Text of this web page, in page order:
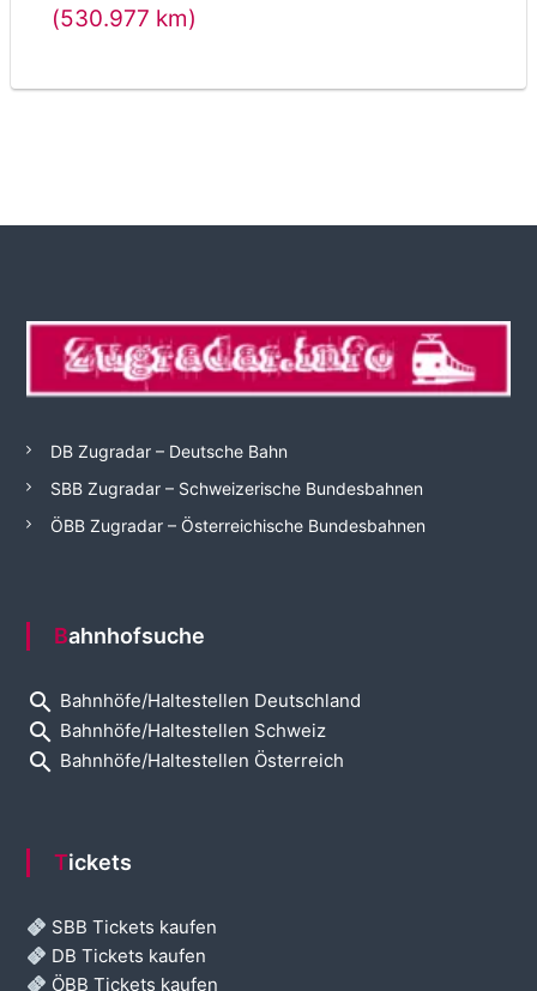
(530.977 km)
DB Zugradar – Deutsche Bahn
SBB Zugradar – Schweizerische Bundesbahnen
ÖBB Zugradar – Österreichische Bundesbahnen
Bahnhofsuche
search Bahnhöfe/Haltestellen Deutschland
search Bahnhöfe/Haltestellen Schweiz
search Bahnhöfe/Haltestellen Österreich
Tickets
SBB Tickets kaufen
DB Tickets kaufen
ÖBB Tickets kaufen